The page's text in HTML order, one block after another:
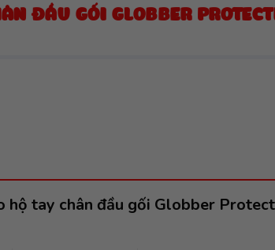
ĐẦU GỐI GLOBBER
tay chân đầu gối Globber